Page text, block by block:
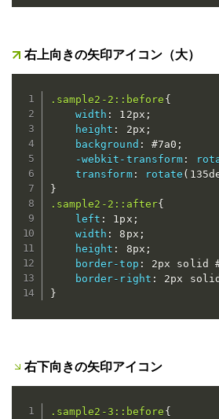
右上向きの矢印アイコン（大）
.sample2-2::before {
width : 12px ;
height : 2px ;
background : #7a0 ;
-webkit-transform :
transform: rotate (
}
.sample2-2::after{
left : 1px ;
width : 8px ;
height : 8px ;
border-top : 2px solid
border-right : 2px
}
右下向きの矢印アイコン
.sample2-3::before {